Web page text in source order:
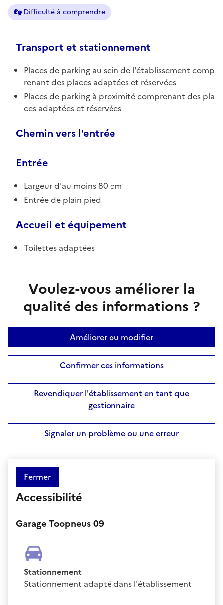
Difficulté à comprendre
Transport et stationnement
Places de parking au sein de l'établissement comp
renant des places adaptées et réservées
Places de parking à proximité comprenant des pla
ces adaptées et réservées
Chemin vers l'entrée
Entrée
Largeur d'au moins 80 cm
Entrée de plain pied
Accueil et équipement
Toilettes adaptées
Voulez-vous améliorer la
qualité des informations ?
Améliorer ou modifier
Confirmer ces informations
Revendiquer l'établissement en tant que
gestionnaire
Signaler un problème ou une erreur
Fermer
Accessibilité
Garage Toopneus 09
Stationnement
Stationnement adapté dans l'établissement